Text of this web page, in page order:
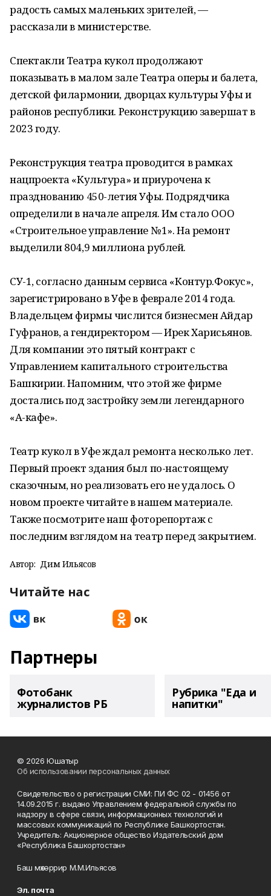
радость самых маленьких зрителей, —
рассказали в министерстве.
Спектакли Театра кукол продолжают
показывать в малом зале Театра оперы и балета,
детской филармонии, дворцах культуры Уфы и
районов республики. Реконструкцию завершат в
2023 году.
Реконструкция театра проводится в рамках
нацпроекта «Культура» и приурочена к
празднованию 450-летия Уфы. Подрядчика
определили в начале апреля. Им стало ООО
«Строительное управление № 1». На ремонт
выделили 804,9 миллиона рублей.
СУ-1, согласно данным сервиса «Контур.Фокус»,
зарегистрировано в Уфе в феврале 2014 года.
Владельцем фирмы числится бизнесмен Айдар
Гуфранов, а гендиректором — Ирек Харисьянов.
Для компании это пятый контракт с
Управлением капитального строительства
Башкирии. Напомним, что этой же фирме
достались под застройку земли легендарного
«А-кафе».
Театр кукол в Уфе ждал ремонта несколько лет.
Первый проект здания был по-настоящему
сказочным, но реализовать его не удалось. О
новом проекте читайте в нашем материале.
Также посмотрите наш фоторепортаж с
последним взглядом на театр перед закрытием.
Автор: Дим Ильясов
Читайте нас
Партнеры
Фотобанк
журналистов РБ
Рубрика "Еда и
напитки"
© 2026 Юшатыр
Об использовании персональных данных
Свидетельство о регистрации СМИ: ПИ ФС 02 - 01456 от
14.09.2015 г. выдано Управлением федеральной службы по
надзору в сфере связи, информационных технологий и
массовых коммуникаций по Республике Башкортостан.
Учредитель: Акционерное общество Издательский дом
«Республика Башкортостан»
Баш мөхәррир М.М.Ильясов
Эл. почта